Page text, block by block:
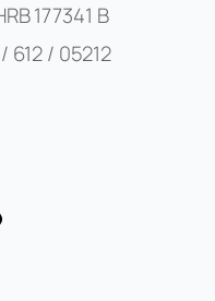
177341 B
612 / 05212